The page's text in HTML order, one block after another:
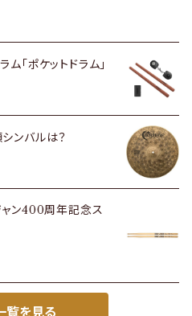
「ポケットドラム」
ンバルは？
ン400周年記念ス
覧を見る